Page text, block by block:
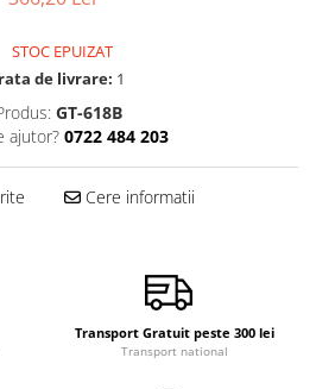
STOC EPUIZAT
de livrare: 1
GT-618B
ajutor? 0722 484 203
Cere informatii
Transport Gratuit peste 300 lei
Transport national